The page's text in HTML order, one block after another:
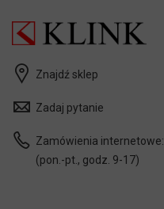
Znajdź sklep
Zadaj pytanie
Zamówienia internetowe:
(pon.-pt., godz. 9-17)